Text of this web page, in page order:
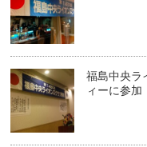
福島中央ラ
ィーに参加